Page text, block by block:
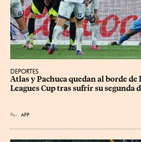
DEPORTES
Atlas y Pachuca quedan al borde
Leagues Cup tras sufrir su segunda
Por AFP